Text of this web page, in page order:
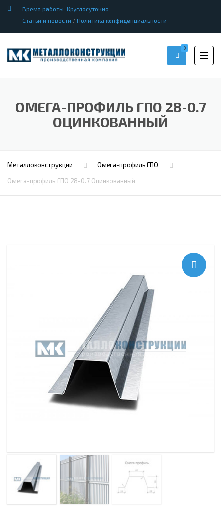
Время работы: Круглосуточно
Статьи и новости / Политика конфиденциальности
0
ОМЕГА-ПРОФИЛЬ ГПО 28-0.7
ОЦИНКОВАННЫЙ
Металлоконструкции Омега-профиль ГПО
Омега-профиль ГПО 28-0.7 Оцинкованный